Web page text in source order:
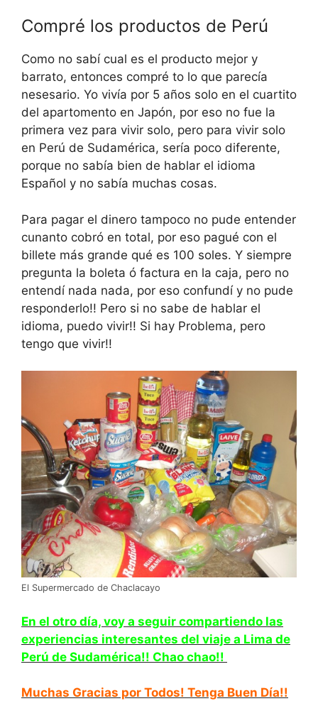
Compré los productos de Perú
Como no sabí cual es el producto mejor y
barrato, entonces compré to lo que parecía
nesesario. Yo vivía por 5 años solo en el cuartito
del apartomento en Japón, por eso no fue la
primera vez para vivir solo, pero para vivir solo
en Perú de Sudamérica, sería poco diferente,
porque no sabía bien de hablar el idioma
Español y no sabía muchas cosas.
Para pagar el dinero tampoco no pude entender
cunanto cobró en total, por eso pagué con el
billete más grande qué es 100 soles. Y siempre
pregunta la boleta ó factura en la caja, pero no
entendí nada nada, por eso confundí y no pude
responderlo!! Pero si no sabe de hablar el
idioma, puedo vivir!! Si hay Problema, pero
tengo que vivir!!
El Supermercado de Chaclacayo
En el otro día, voy a seguir compartiendo las
experiencias interesantes del viaje a Lima de
Perú de Sudamérica!! Chao chao!!
Muchas Gracias por Todos! Tenga Buen Día!!